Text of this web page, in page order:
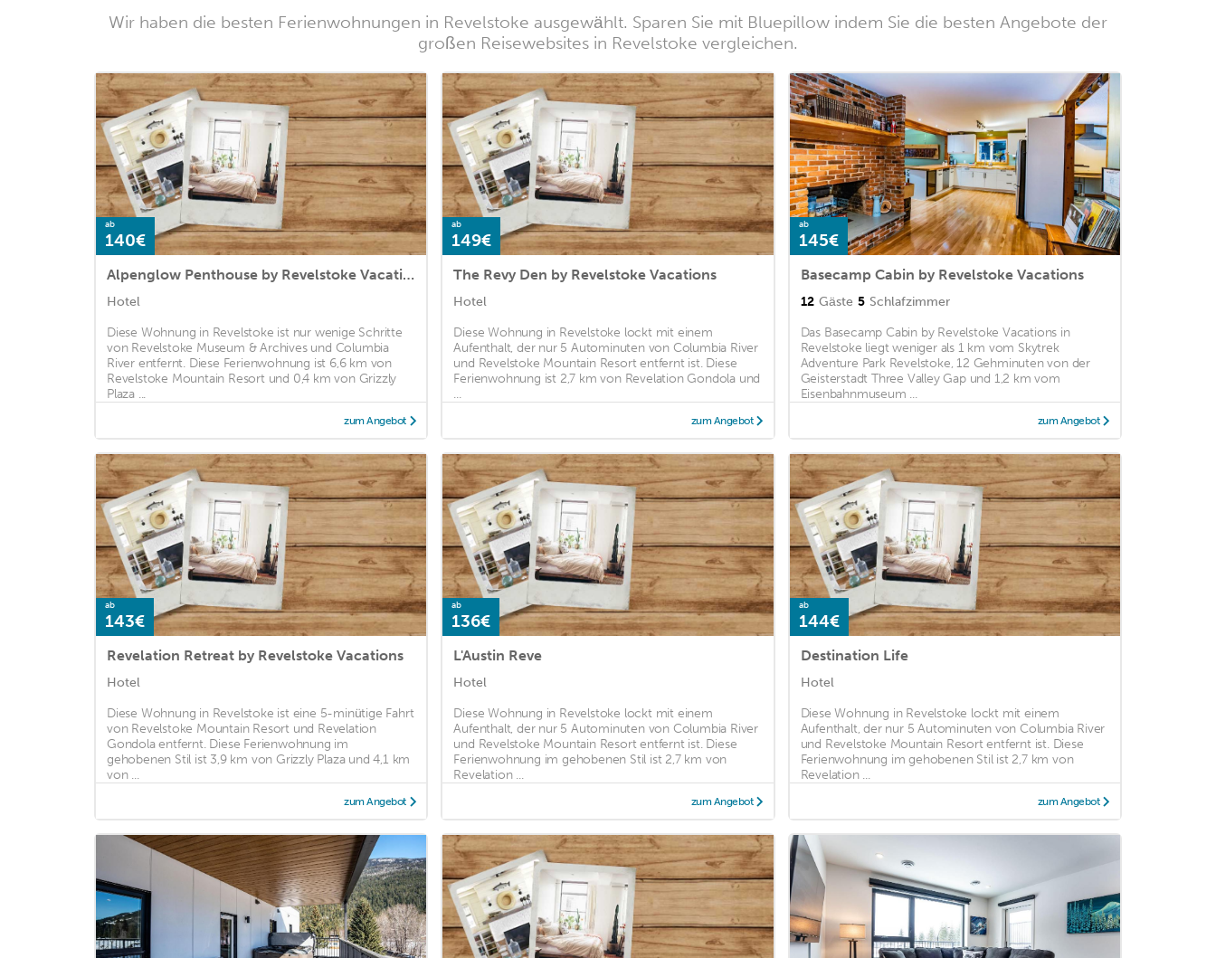
Wir haben die besten Ferienwohnungen in Revelstoke ausgewählt. Sparen Sie mit Bluepillow indem Sie die besten Angebote der
großen Reisewebsites in Revelstoke vergleichen.
ab
140€
Alpenglow Penthouse by Revelstoke Vacations
Hotel
Diese Wohnung in Revelstoke ist nur wenige Schritte
von Revelstoke Museum & Archives und Columbia
River entfernt. Diese Ferienwohnung ist 6,6 km von
Revelstoke Mountain Resort und 0,4 km von Grizzly
Plaza ...
zum Angebot
ab
149€
The Revy Den by Revelstoke Vacations
Hotel
Diese Wohnung in Revelstoke lockt mit einem
Aufenthalt, der nur 5 Autominuten von Columbia River
und Revelstoke Mountain Resort entfernt ist. Diese
Ferienwohnung ist 2,7 km von Revelation Gondola und
...
zum Angebot
ab
145€
Basecamp Cabin by Revelstoke Vacations
12 Gäste 5 Schlafzimmer
Das Basecamp Cabin by Revelstoke Vacations in
Revelstoke liegt weniger als 1 km vom Skytrek
Adventure Park Revelstoke, 12 Gehminuten von der
Geisterstadt Three Valley Gap und 1,2 km vom
Eisenbahnmuseum ...
zum Angebot
ab
143€
Revelation Retreat by Revelstoke Vacations
Hotel
Diese Wohnung in Revelstoke ist eine 5-minütige Fahrt
von Revelstoke Mountain Resort und Revelation
Gondola entfernt. Diese Ferienwohnung im
gehobenen Stil ist 3,9 km von Grizzly Plaza und 4,1 km
von ...
zum Angebot
ab
136€
L'Austin Reve
Hotel
Diese Wohnung in Revelstoke lockt mit einem
Aufenthalt, der nur 5 Autominuten von Columbia River
und Revelstoke Mountain Resort entfernt ist. Diese
Ferienwohnung im gehobenen Stil ist 2,7 km von
Revelation ...
zum Angebot
ab
144€
Destination Life
Hotel
Diese Wohnung in Revelstoke lockt mit einem
Aufenthalt, der nur 5 Autominuten von Columbia River
und Revelstoke Mountain Resort entfernt ist. Diese
Ferienwohnung im gehobenen Stil ist 2,7 km von
Revelation ...
zum Angebot